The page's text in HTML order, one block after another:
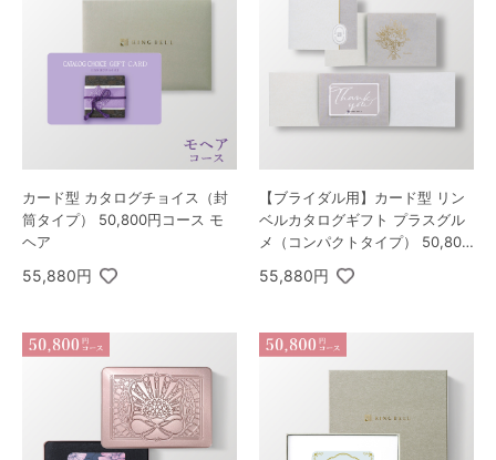
カード型 カタログチョイス（封
筒タイプ） 50,800円コース モ
ヘア
55,880円
【ブライダル用】カード型 リン
ベルカタログギフト プラスグル
メ（コンパクトタイプ） 50,800
円コース ゾディアック＆ヘリオ
ス
55,880円